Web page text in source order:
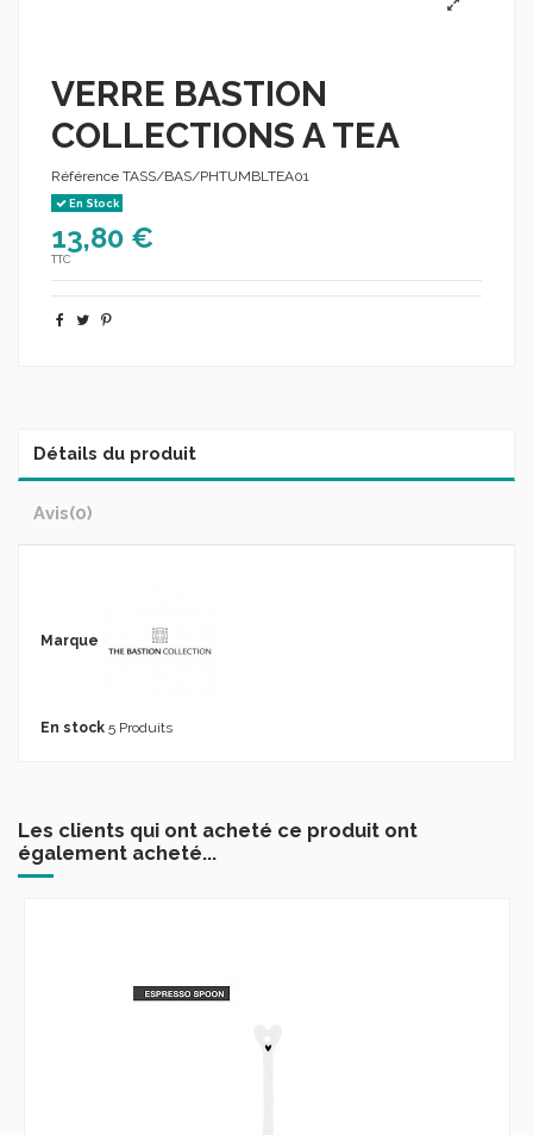
VERRE BASTION
COLLECTIONS A TEA
Référence TASS/BAS/PHTUMBLTEA01
En Stock
13,80 €
TTC
Détails du produit
Avis(0)
Marque
En stock 5 Produits
Les clients qui ont acheté ce produit ont
également acheté...